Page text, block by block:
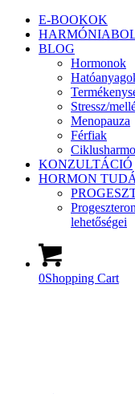
E-BOOKOK
BLOG
Hormonok
Stressz/
Menopauza
Férfiak
KONZULTÁCIÓ
HORMON
lehetőségei
0Shopping Cart